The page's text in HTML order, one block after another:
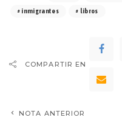
inmigrantes libros
COMPARTIR EN
NOTA ANTERIOR